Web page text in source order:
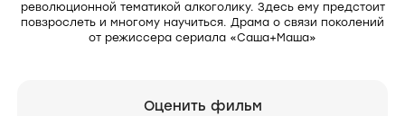
революционной тематикой алкоголику. Здесь ему предстоит
повзрослеть и многому научиться. Драма о связи поколений
от режиссера сериала «Саша+Маша»
Оценить фильм